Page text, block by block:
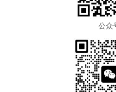
公众